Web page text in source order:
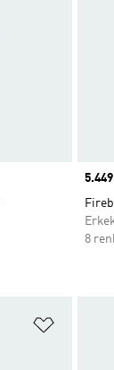
Price
8
Favori